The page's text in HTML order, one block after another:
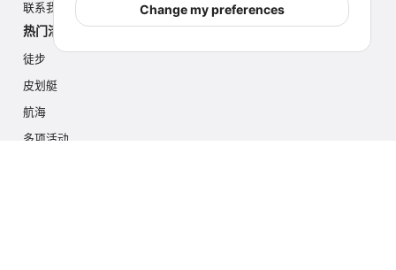
Change my preferences
联系我们
热门活动
徒步
皮划艇
航海
多项活动